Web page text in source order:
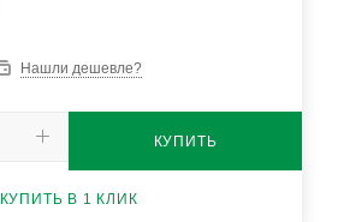
Нашли дешевле?
КУПИТЬ
КУПИТЬ В 1 КЛИК